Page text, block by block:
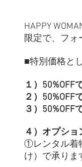
フ
HAPPY
限定で、フ
■特別価格と
１）
２）50%OFF
３）50%OFF
４）オプショ
①レンタル着
け）で承りま